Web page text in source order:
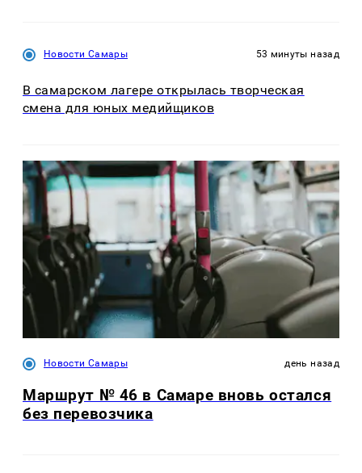
Новости Самары 53 минуты назад
В самарском лагере открылась творческая
смена для юных медийщиков
Новости Самары день назад
Маршрут № 46 в Самаре вновь остался
без перевозчика